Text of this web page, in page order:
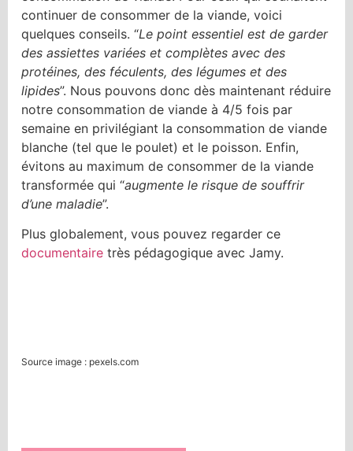
continuer de consommer de la viande, voici
quelques conseils. “Le point essentiel est de garder
des assiettes variées et complètes avec des
protéines, des féculents, des légumes et des
lipides”. Nous pouvons donc dès maintenant réduire
notre consommation de viande à 4/5 fois par
semaine en privilégiant la consommation de viande
blanche (tel que le poulet) et le poisson. Enfin,
évitons au maximum de consommer de la viande
transformée qui “augmente le risque de souffrir
d’une maladie”.
Plus globalement, vous pouvez regarder ce
documentaire très pédagogique avec Jamy.
Source image : pexels.com